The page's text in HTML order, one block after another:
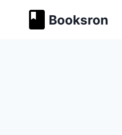
содержимому
Booksron